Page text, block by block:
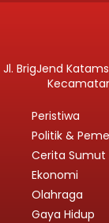
Jl. BrigJend
Peristiwa
Politik &
Cerita Sumut
Ekonomi
Olahraga
Gaya Hidup